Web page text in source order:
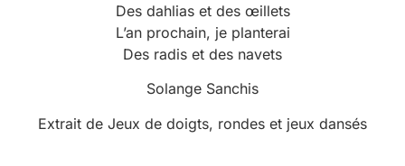
Des dahlias et des œillets
L’an prochain, je planterai
Des radis et des navets
Solange Sanchis
Extrait de Jeux de doigts, rondes et jeux dansés